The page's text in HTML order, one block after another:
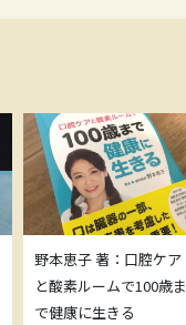
野本恵子 著：口腔ケア
と酸素ルームで100歳ま
で健康に生きる